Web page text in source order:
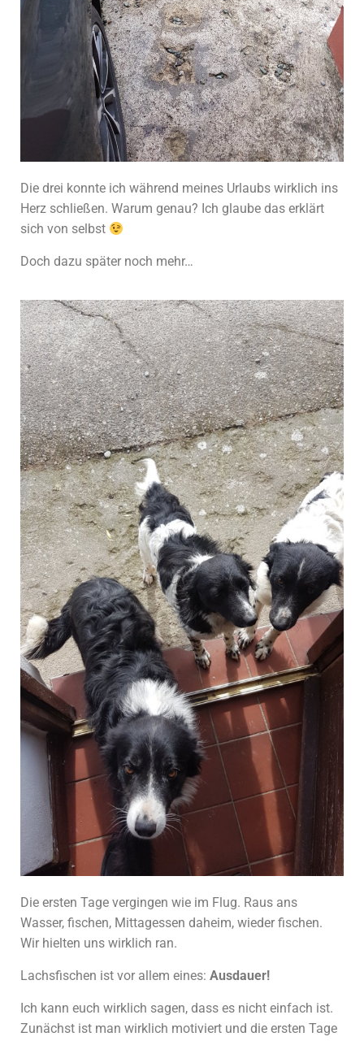
Die drei konnte ich während meines Urlaubs wirklich ins
Herz schließen. Warum genau? Ich glaube das erklärt
sich von selbst
Doch dazu später noch mehr…
Die ersten Tage vergingen wie im Flug. Raus ans
Wasser, fischen, Mittagessen daheim, wieder fischen.
Wir hielten uns wirklich ran.
Lachsfischen ist vor allem eines: Ausdauer!
Ich kann euch wirklich sagen, dass es nicht einfach ist.
Zunächst ist man wirklich motiviert und die ersten Tage